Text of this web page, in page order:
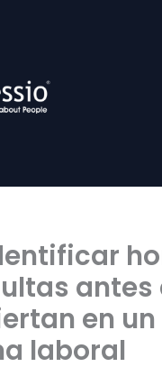
antes
en un
laboral